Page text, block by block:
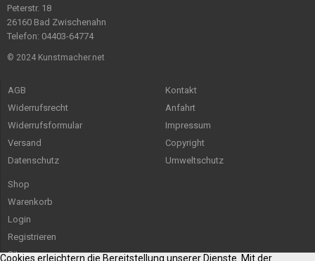
Peterstr. 18
26160 Bad Zwischenahn
Telefon: 04403-64774
© 2024 Kunstmacher.net
AGB
Widerrufsrecht
Widerrufsformular
Versand
Datenschutz
Kontakt
Anfahrt
Impressum
Copyright
Umweltschutz
Shop
Warenkorb
Login
Registrieren
Sitemap
Cookies erleichtern die Bereitstellung unserer Dienste. Mit der